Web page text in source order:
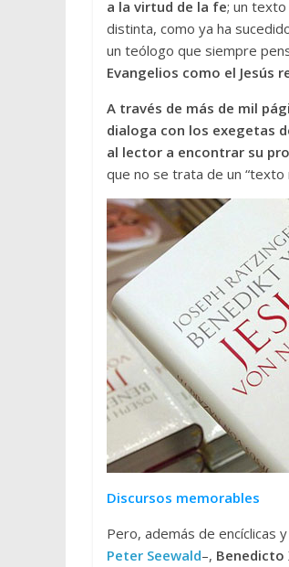
a la virtud de la fe; un
distinta, como ya ha
un teólogo que siempre
Evangelios como el Jesús
A través de más de mil
dialoga con los exegetas
al lector a encontrar su
que no se trata de un
Discursos memorables
Pero, además de encíclicas
Peter Seewald–, Benedicto